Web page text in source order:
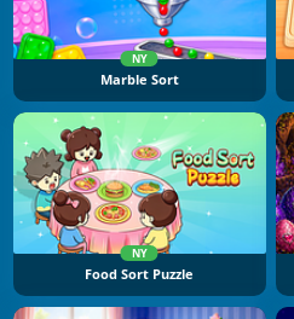
NY
Marble Sort
NY
Food Sort Puzzle